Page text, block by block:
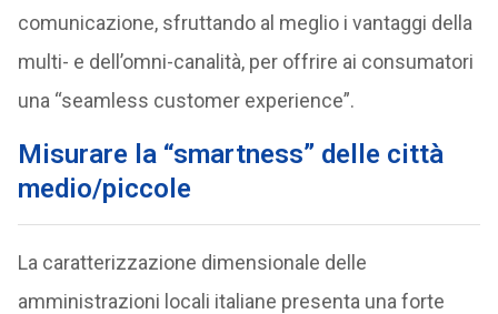
comunicazione, sfruttando al meglio i vantaggi della
multi- e dell’omni-canalità, per offrire ai consumatori
una “seamless customer experience”.
Misurare la “smartness” delle città
medio/piccole
La caratterizzazione dimensionale delle
amministrazioni locali italiane presenta una forte